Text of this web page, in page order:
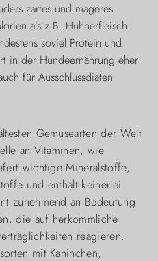
zartes und mageres
als z.B. Hühnerfleisch
soviel Protein und
in der Hundeernährung eher
für Ausschlussdiäten
Gemüsearten der Welt
an Vitaminen, wie
wichtige Mineralstoffe,
und enthält keinerlei
zunehmend an Bedeutung
die auf herkömmliche
reagieren.
mit Kaninchen,